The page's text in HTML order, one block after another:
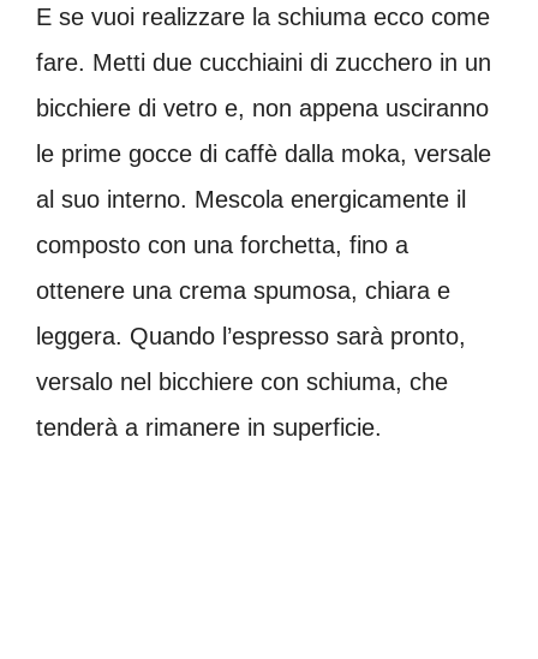
E se vuoi realizzare la schiuma ecco come
fare. Metti due cucchiaini di zucchero in un
bicchiere di vetro e, non appena usciranno
le prime gocce di caffè dalla moka, versale
al suo interno. Mescola energicamente il
composto con una forchetta, fino a
ottenere una crema spumosa, chiara e
leggera. Quando l’espresso sarà pronto,
versalo nel bicchiere con schiuma, che
tenderà a rimanere in superficie.